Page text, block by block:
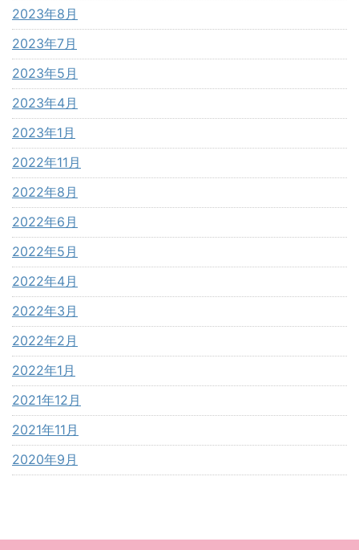
2023年8月
2023年7月
2023年5月
2023年4月
2023年1月
2022年11月
2022年8月
2022年6月
2022年5月
2022年4月
2022年3月
2022年2月
2022年1月
2021年12月
2021年11月
2020年9月